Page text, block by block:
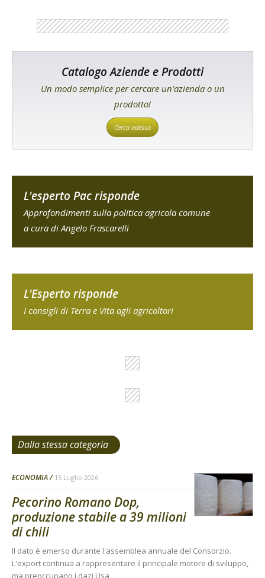
Catalogo Aziende e Prodotti
Un modo semplice per cercare un'azienda o un
prodotto!
Cerca adesso
L'esperto Pac risponde
Approfondimenti sulla politica agricola comune
a cura di Angelo Frascarelli
L'Esperto risponde
I consigli di Terra e Vita agli agricoltori
Dalla stessa categoria
ECONOMIA 15 Luglio 2026
Pecorino Romano Dop,
produzione stabile a 39 milioni
di chili
Il dato è emerso durante l'assemblea annuale del Consorzio.
L'export continua a rappresentare il principale motore di sviluppo,
ma preoccupano i dazi Usa